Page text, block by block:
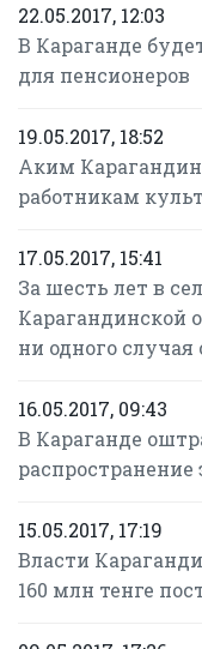
22.05.2017, 12:03
В Караганде
для пенсионеров
19.05.2017, 18:52
Аким
работникам
17.05.2017, 15:41
За шесть лет в
Карагандинской
ни одного
16.05.2017, 09:43
В Караганде
15.05.2017, 17:19
Власти
160 млн тенге